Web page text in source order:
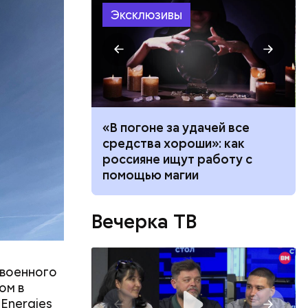
в
Эксклюзивы
по
толпу
«В погоне за удачей все
средства хороши»: как
россияне ищут работу с
помощью магии
Вечерка ТВ